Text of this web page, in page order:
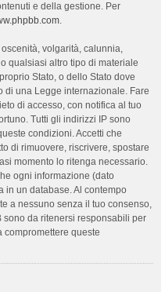
e della gestione. Per
.
volgarità, calunnia,
qualsiasi altro tipo di materiale
Stato, o dello Stato dove
di una Legge internazionale. Fare
di accesso, con notifica al tuo
Tutti gli indirizzi IP sono
condizioni. Accetti che
di rimuovere, riscrivere, spostare
momento lo ritenga necessario.
ogni informazione (dato
in un database. Al contempo
a nessuno senza il tuo consenso,
sono da ritenersi responsabili per
queste